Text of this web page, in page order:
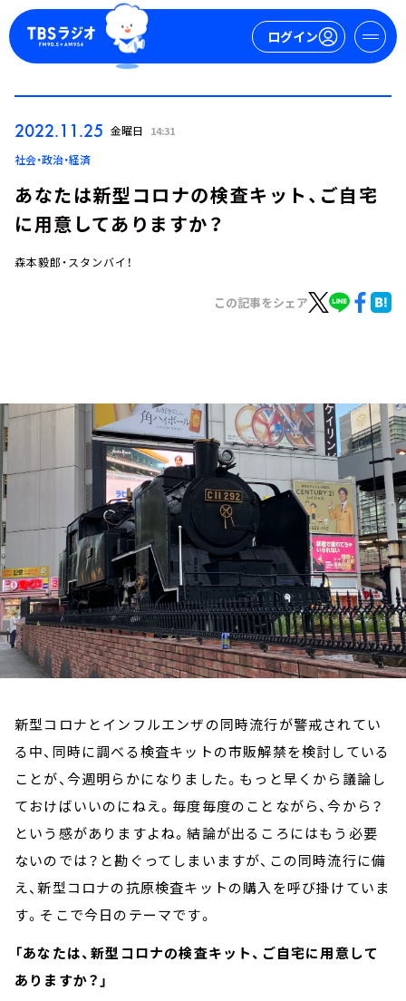
ログイン
お知らせ
イベント・グッズ
YouTube
会社情報
2022.11.25 金曜日 14:31
社会・政治・経済
あなたは新型コロナの検査キット、ご自宅
に用意してありますか？
森本毅郎・スタンバイ！
この記事をシェア
新型コロナとインフルエンザの同時流行が警戒されてい
る中、同時に調べる検査キットの市販解禁を検討している
ことが、今週明らかになりました。もっと早くから議論し
ておけばいいのにねえ。毎度毎度のことながら、今から？
という感がありますよね。結論が出るころにはもう必要
ないのでは？と勘ぐってしまいますが、この同時流行に備
え、新型コロナの抗原検査キットの購入を呼び掛けていま
す。そこで今日のテーマです。
「あなたは、新型コロナの検査キット、ご自宅に用意して
ありますか？」